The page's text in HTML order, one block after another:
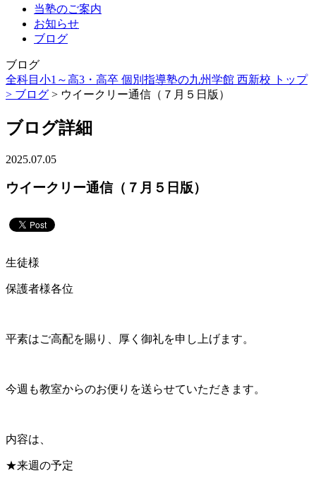
当塾のご案内
お知らせ
ブログ
ブログ
全科目小1～高3・高卒 個別指導塾の九州学館 西新校 トップ
> ブログ > ウイークリー通信（７月５日版）
ブログ詳細
2025.07.05
ウイークリー通信（７月５日版）
生徒様
保護者様各位
平素はご高配を賜り、厚く御礼を申し上げます。
今週も教室からのお便りを送らせていただきます。
内容は、
★来週の予定